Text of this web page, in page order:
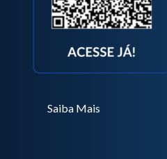
Saiba Mais